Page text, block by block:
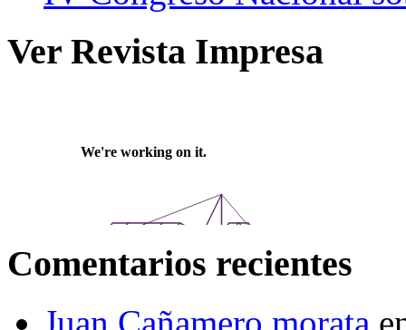
Ver Revista Impresa
Comentarios recientes
Juan Cañamero morata